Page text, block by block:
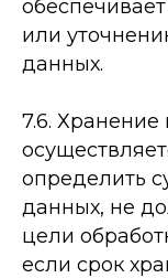
или
данных.
7.6.
определить
данных, не
цели
если срок